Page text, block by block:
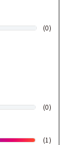
(0)
(0)
(1)